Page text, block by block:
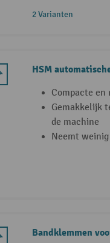
2 Varianten
HSM
Compacte
Gemakkelijk
de machine
Neemt
Bandklemmen